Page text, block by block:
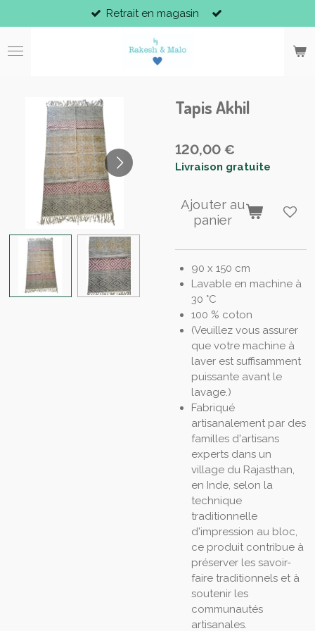
au
contenu
Retrait en magasin
Tapis Akhil
120,00 €
Livraison gratuite
Ajouter au
panier
90 x 150 cm
Lavable en machine à
30 °C
100 % coton
(Veuillez vous assurer
que votre machine à
laver est suffisamment
puissante avant le
lavage.)
Fabriqué
artisanalement par des
familles d'artisans
experts dans un
village du Rajasthan,
en Inde, selon la
technique
traditionnelle
d'impression au bloc,
ce produit contribue à
préserver les savoir-
faire traditionnels et à
soutenir les
communautés
artisanales.